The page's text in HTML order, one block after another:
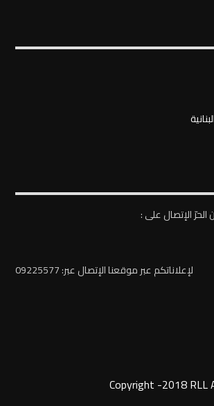
الحرّ الإتصال على :
لإعلاناتكم عبر موقعنا الإتصال عبر: 09225577
Copyright -2018 RLL